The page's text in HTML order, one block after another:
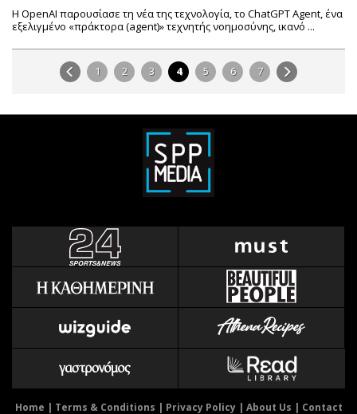
Η OpenAI παρουσίασε τη νέα της τεχνολογία, το ChatGPT Agent, ένα
εξελιγμένο «πράκτορα (agent)» τεχνητής νοημοσύνης, ικανό ...
1 2 3 4 5 6 7
Home | Terms & Conditions | Privacy Policy| About Us | Contact